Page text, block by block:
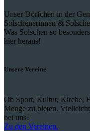
Unser Dörfchen in der
Solschenerinnen &
Was Solschen so
hier heraus!
Unsere Vereine
Ob Sport, Kultur, Kirche,
Menge zu bieten.
bei uns?
Zu den Vereinen.